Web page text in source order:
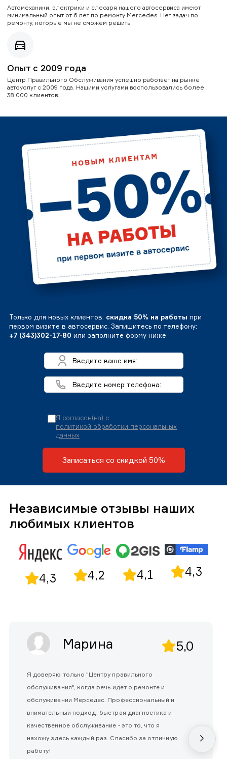
Автомеханики, электрики и слесаря нашего автосервиса имеют
минимальный опыт от 6 лет по ремонту Mercedes. Нет задач по
ремонту, которые мы не сможем решить.
Опыт с 2009 года
Центр Правильного Обслуживания успешно работает на рынке
автоуслуг с 2009 года. Нашими услугами воспользовались более
38 000 клиентов.
Только для новых клиентов: скидка 50% на работы при
первом визите в автосервис. Запишитесь по телефону:
+7 (343)302-17-80 или заполните форму ниже
Я согласен(на) с
политикой обработки персональных
данных
Записаться со скидкой 50%
Независимые отзывы наших
любимых клиентов
4,3 4,2 4,1 4,3
Марина 5,0
Я доверяю только "Центру правильного
обслуживания", когда речь идет о ремонте и
обслуживании Мерседес. Профессиональный и
внимательный подход, быстрая диагностика и
качественное обслуживание - это то, что я
нахожу здесь каждый раз. Спасибо за отличную
работу!